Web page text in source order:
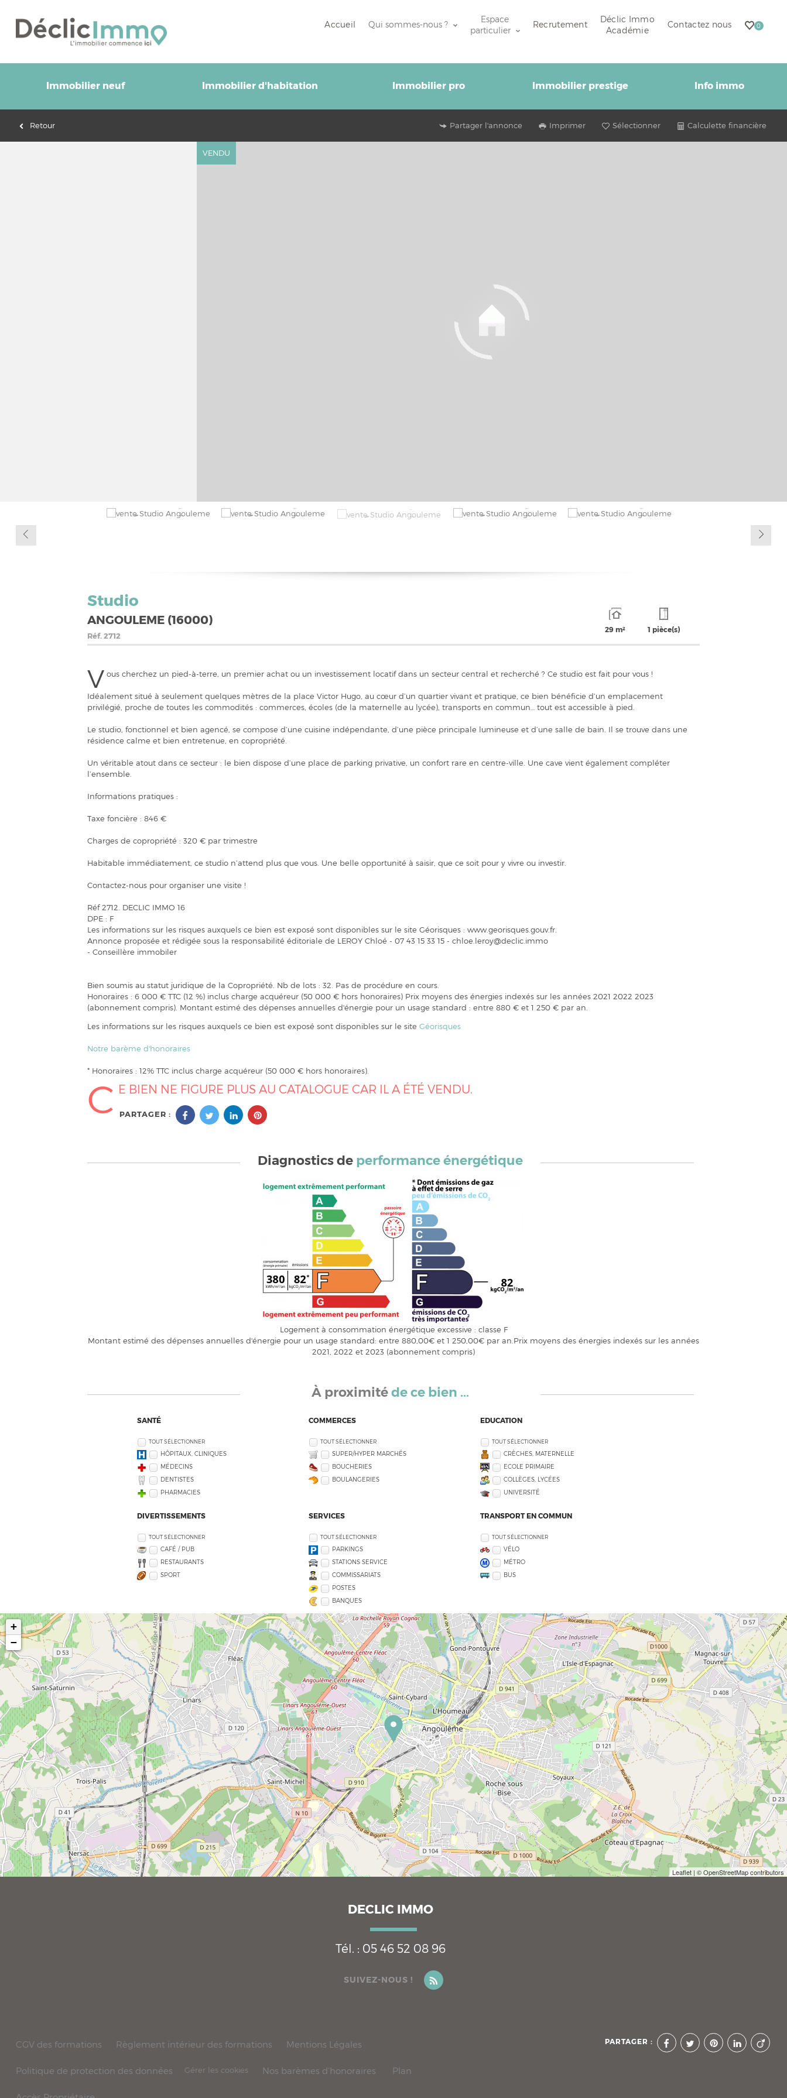
Accueil Qui sommes-nous ?
Espace
particulier
Recrutement
Déclic Immo
Académie
Contactez nous 0
Immobilier neuf Immobilier d'habitation Immobilier pro Immobilier prestige Info immo
Retour Partager l'annonce Imprimer Sélectionner Calculette financière
VENDU
Studio
ANGOULEME (16000)
Réf.2712
29 m² 1 pièce(s)
V ous cherchez un pied-à-terre, un premier achat ou un investissement locatif dans un secteur central et recherché ? Ce studio est fait pour vous !
Idéalement situé à seulement quelques mètres de la place Victor Hugo, au cœur d’un quartier vivant et pratique, ce bien bénéficie d’un emplacement
privilégié, proche de toutes les commodités : commerces, écoles (de la maternelle au lycée), transports en commun… tout est accessible à pied.
Le studio, fonctionnel et bien agencé, se compose d’une cuisine indépendante, d’une pièce principale lumineuse et d’une salle de bain. Il se trouve dans une
résidence calme et bien entretenue, en copropriété.
Un véritable atout dans ce secteur : le bien dispose d’une place de parking privative, un confort rare en centre-ville. Une cave vient également compléter
l’ensemble.
Informations pratiques :
Taxe foncière : 846 €
Charges de copropriété : 320 € par trimestre
Habitable immédiatement, ce studio n’attend plus que vous. Une belle opportunité à saisir, que ce soit pour y vivre ou investir.
Contactez-nous pour organiser une visite !
Réf 2712. DECLIC IMMO 16
DPE : F
Les informations sur les risques auxquels ce bien est exposé sont disponibles sur le site Géorisques : www.georisques.gouv.fr.
Annonce proposée et rédigée sous la responsabilité éditoriale de LEROY Chloé - 07 43 15 33 15 - chloe.leroy@declic.immo
- Conseillère immobiler
Bien soumis au statut juridique de la Copropriété. Nb de lots : 32. Pas de procédure en cours.
Honoraires : 6 000 € TTC (12 %) inclus charge acquéreur (50 000 € hors honoraires) Prix moyens des énergies indexés sur les années 2021 2022 2023
(abonnement compris). Montant estimé des dépenses annuelles d'énergie pour un usage standard : entre 880 € et 1 250 € par an.
Les informations sur les risques auxquels ce bien est exposé sont disponibles sur le site Géorisques
Notre barème d'honoraires
* Honoraires : 12% TTC inclus charge acquéreur (50 000 € hors honoraires).
C E BIEN NE FIGURE PLUS AU CATALOGUE CAR IL A ÉTÉ VENDU.
PARTAGER :
Diagnostics de performance énergétique
Logement à consommation énergétique excessive : classe F
Montant estimé des dépenses annuelles d'énergie pour un usage standard: entre 880,00€ et 1 250,00€ par an.Prix moyens des énergies indexés sur les années
2021, 2022 et 2023 (abonnement compris)
À proximitéde ce bien ...
SANTÉ
TOUT SÉLECTIONNER
HÔPITAUX, CLINIQUES
MÉDECINS
DENTISTES
PHARMACIES
COMMERCES
TOUT SÉLECTIONNER
SUPER/HYPER MARCHÉS
BOUCHERIES
BOULANGERIES
EDUCATION
TOUT SÉLECTIONNER
CRÈCHES, MATERNELLE
ECOLE PRIMAIRE
COLLÈGES, LYCÉES
UNIVERSITÉ
DIVERTISSEMENTS
TOUT SÉLECTIONNER
CAFÉ / PUB
RESTAURANTS
SPORT
SERVICES
TOUT SÉLECTIONNER
PARKINGS
STATIONS SERVICE
COMMISSARIATS
POSTES
BANQUES
TRANSPORT EN COMMUN
TOUT SÉLECTIONNER
VÉLO
MÉTRO
BUS
+
−
Leaflet | © OpenStreetMap contributors
DECLIC IMMO
Tél. : 05 46 52 08 96
SUIVEZ-NOUS !
CGV des formations Règlement intérieur des formations Mentions Légales
Politique de protection des données Gérer les cookies Nos barèmes d'honoraires Plan
PARTAGER :